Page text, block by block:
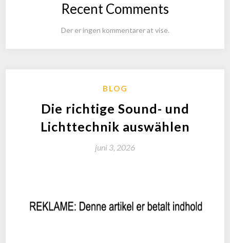
Recent Comments
Der er ingen kommentarer at vise.
BLOG
Die richtige Sound- und
Lichttechnik auswählen
juni 3, 2026